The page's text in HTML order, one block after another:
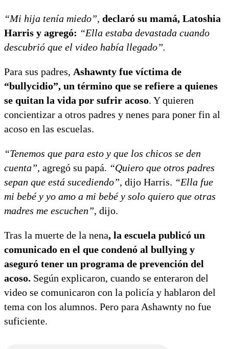
“Mi hija tenía miedo”, declaró su mamá, Latoshia
Harris y agregó: “Ella estaba devastada cuando
descubrió que el video había llegado”.
Para sus padres, Ashawnty fue víctima de
“bullycidio”, un término que se refiere a quienes
se quitan la vida por sufrir acoso. Y quieren
concientizar a otros padres y nenes para poner fin al
acoso en las escuelas.
“Tenemos que para esto y que los chicos se den
cuenta”, agregó su papá. “Quiero que otros padres
sepan que está sucediendo”, dijo Harris. “Ella fue
mi bebé y yo amo a mi bebé y solo quiero que otras
madres me escuchen”, dijo.
Tras la muerte de la nena, la escuela publicó un
comunicado en el que condenó al bullying y
aseguró tener un programa de prevención del
acoso. Según explicaron, cuando se enteraron del
video se comunicaron con la policía y hablaron del
tema con los alumnos. Pero para Ashawnty no fue
suficiente.